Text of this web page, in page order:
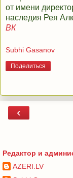
от имени
наследия Рея
ВК
Subhi Gasanov
Поделиться
‹
Редактор и
AZERI.LV